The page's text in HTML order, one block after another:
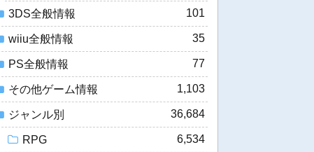
3DS全般情報 101
wiiu全般情報 35
PS全般情報 77
その他ゲーム情報 1,103
ジャンル別 36,684
RPG 6,534